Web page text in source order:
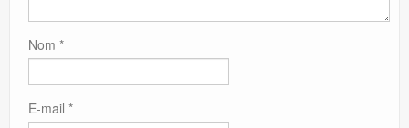
Nom *
E-mail *